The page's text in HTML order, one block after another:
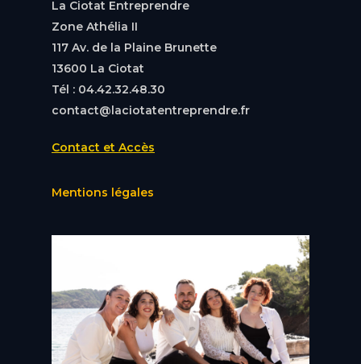
La Ciotat Entreprendre
Zone Athélia II
117 Av. de la Plaine Brunette
13600 La Ciotat
Tél : 04.42.32.48.30
contact@laciotatentreprendre.fr
Contact et Accès
Mentions légales